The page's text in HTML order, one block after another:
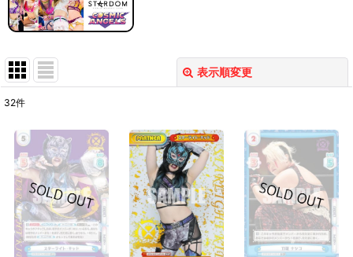
表示順変更
在庫あり
並び順:
絞り込む
32件